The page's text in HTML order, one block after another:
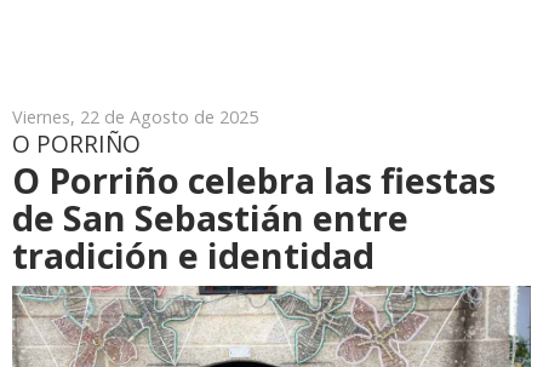
Viernes, 22 de Agosto de 2025
O PORRIÑO
O Porriño celebra las fiestas
de San Sebastián entre
tradición e identidad